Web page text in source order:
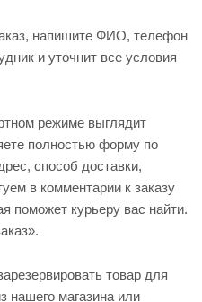
напишите ФИО, телефон
и уточнит все условия
режиме выглядит
полностью форму по
способ доставки,
в комментарии к заказу
поможет курьеру вас найти.
товар для
нашего магазина или